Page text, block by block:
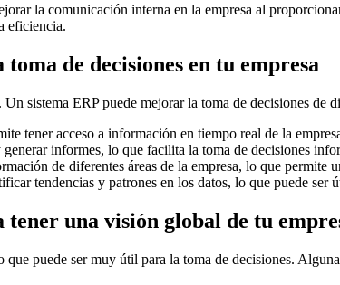
la comunicación interna en la empresa al
eficiencia.
de decisiones en tu empresa
sistema ERP puede mejorar la toma de decisiones de
tener acceso a información en tiempo real de la
informes, lo que facilita la toma de decisiones
de diferentes áreas de la empresa, lo que
tendencias y patrones en los datos, lo que puede ser
tener una visión global de tu
puede ser muy útil para la toma de decisiones.